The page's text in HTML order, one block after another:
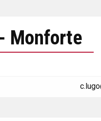
Monforte